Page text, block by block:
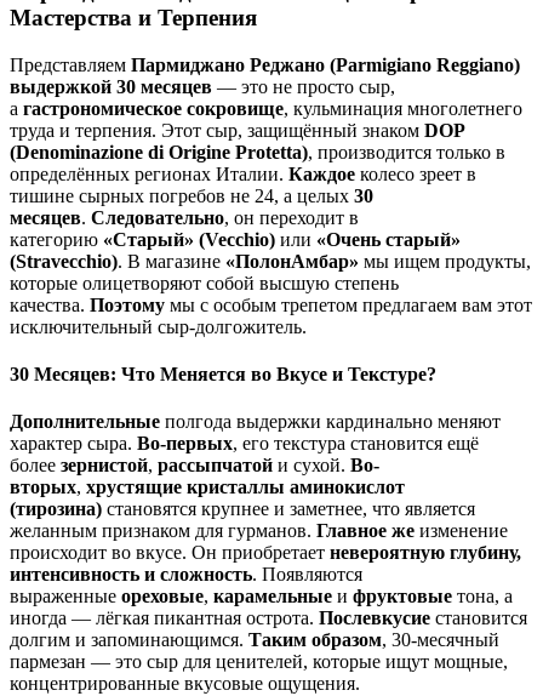
Мастерства и Терпения
Представляем Пармиджано Реджано (Parmigiano Reggiano)
выдержкой 30 месяцев — это не просто сыр,
а гастрономическое сокровище, кульминация многолетнего
труда и терпения. Этот сыр, защищённый знаком DOP
(Denominazione di Origine Protetta), производится только в
определённых регионах Италии. Каждое колесо зреет в
тишине сырных погребов не 24, а целых 30
месяцев. Следовательно, он переходит в
категорию «Старый» (Vecchio) или «Очень старый»
(Stravecchio). В магазине «ПолонАмбар» мы ищем продукты,
которые олицетворяют собой высшую степень
качества. Поэтому мы с особым трепетом предлагаем вам этот
исключительный сыр-долгожитель.
30 Месяцев: Что Меняется во Вкусе и Текстуре?
Дополнительные полгода выдержки кардинально меняют
характер сыра. Во-первых, его текстура становится ещё
более зернистой, рассыпчатой и сухой. Во-
вторых, хрустящие кристаллы аминокислот
(тирозина) становятся крупнее и заметнее, что является
желанным признаком для гурманов. Главное же изменение
происходит во вкусе. Он приобретает невероятную глубину,
интенсивность и сложность. Появляются
выраженные ореховые, карамельные и фруктовые тона, а
иногда — лёгкая пикантная острота. Послевкусие становится
долгим и запоминающимся. Таким образом, 30-месячный
пармезан — это сыр для ценителей, которые ищут мощные,
концентрированные вкусовые ощущения.